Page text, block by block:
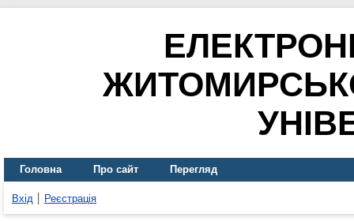
Головна Про сайт Перегляд
Вхід Реєстрація